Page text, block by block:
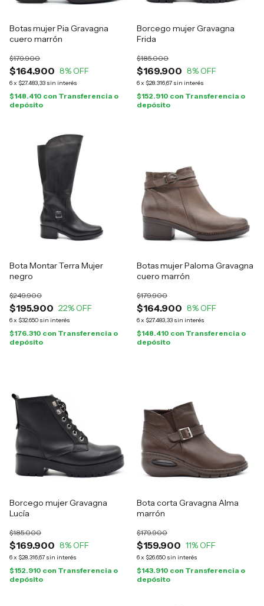
Botas mujer Pia Gravagna
cuero marrón
$164.900
$179.900
8% OFF
6x $27.483,33 sin interés
$148.410 con Transferencia o
depósito
Borcego mujer Gravagna
Frida
$169.900
$185.000
8% OFF
6x $28.316,67 sin interés
$152.910 con Transferencia o
depósito
Bota Montar Terra Mujer
negro
$195.900
$249.900
22% OFF
6x $32.650 sin interés
$176.310 con Transferencia o
depósito
Botas mujer Paloma Gravagna
cuero marrón
$164.900
$179.900
8% OFF
6x $27.483,33 sin interés
$148.410 con Transferencia o
depósito
Borcego mujer Gravagna
Lucía
$169.900
$185.000
8% OFF
6x $28.316,67 sin interés
$152.910 con Transferencia o
depósito
Bota corta Gravagna Alma
marrón
$159.900
$179.900
11% OFF
6x $26.650 sin interés
$143.910 con Transferencia o
depósito